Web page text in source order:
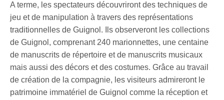
A terme, les spectateurs découvriront des techniques de
jeu et de manipulation à travers des représentations
traditionnelles de Guignol. Ils observeront les collections
de Guignol, comprenant 240 marionnettes, une centaine
de manuscrits de répertoire et de manuscrits musicaux
mais aussi des décors et des costumes. Grâce au travail
de création de la compagnie, les visiteurs admireront le
patrimoine immatériel de Guignol comme la réception et